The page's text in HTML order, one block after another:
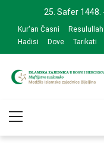
navigation
content
25. Safer 1448.
Kur'an Časni Resulullah
Hadisi
Dove Tarikati
Menu